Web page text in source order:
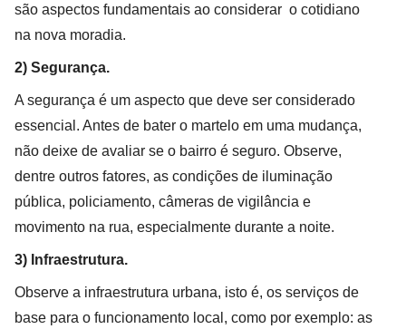
são aspectos fundamentais ao considerar o cotidiano
na nova moradia.
2) Segurança.
A segurança é um aspecto que deve ser considerado
essencial. Antes de bater o martelo em uma mudança,
não deixe de avaliar se o bairro é seguro. Observe,
dentre outros fatores, as condições de iluminação
pública, policiamento, câmeras de vigilância e
movimento na rua, especialmente durante a noite.
3) Infraestrutura.
Observe a infraestrutura urbana, isto é, os serviços de
base para o funcionamento local, como por exemplo: as